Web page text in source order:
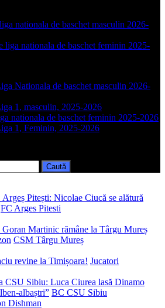
nationala de baschet masculin 2026-
liga nationala de baschet feminin 2025-
Nationala de baschet masculin 2026-
1, masculin, 2025-2026
nationala de baschet feminin 2025-2026
1, Feminin, 2025-2026
Pitești: Nicolae Ciucă se alătură
FC Arges Pitesti
Martinic rămâne la Târgu Mureș
CSM Târgu Mureș
revine la Timișoara! Jucatori
CSU Sibiu: Luca Ciurea lasă Dinamo
albaștri” BC CSU Sibiu